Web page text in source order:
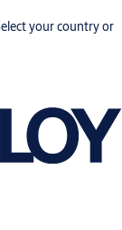
your country or